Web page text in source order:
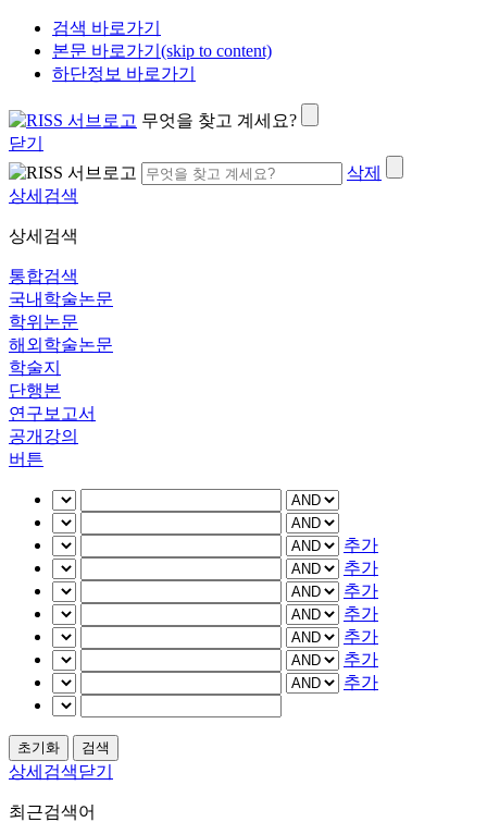
검색 바로가기
본문 바로가기(skip to content)
하단정보 바로가기
무엇을 찾고 계세요?
닫기
삭제
상세검색
상세검색
통합검색
국내학술논문
학위논문
해외학술논문
학술지
단행본
연구보고서
공개강의
버튼
추가
추가
추가
추가
추가
추가
추가
상세검색닫기
최근검색어